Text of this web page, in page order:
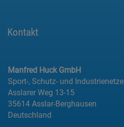
Kontakt
Manfred Huck GmbH
Sport-, Schutz- und Industrienetze
Asslarer Weg 13-15
35614 Asslar-Berghausen
Deutschland